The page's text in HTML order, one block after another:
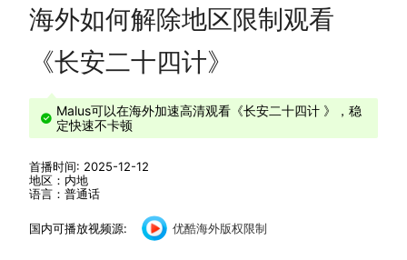
海外如何解除地区限制观看
《长安二十四计》
Malus可以在海外加速高清观看《长安二十四计 》，稳
定快速不卡顿
首播时间: 2025-12-12
地区：内地
语言：普通话
国内可播放视频源: 优酷海外版权限制